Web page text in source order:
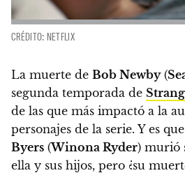
CRÉDITO: NETFLIX
La muerte de Bob Newby(
segunda temporada de
de las que más impactó a la
personajes de la serie. Y es
Byers (Winona Ryder) murió
ella y sus hijos, pero ¿su